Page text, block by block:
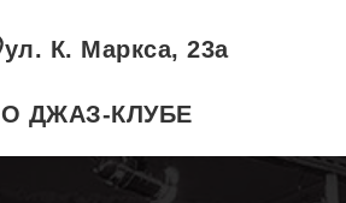
О ДЖАЗ-КЛУБЕ
ул. К. Маркса, 23а